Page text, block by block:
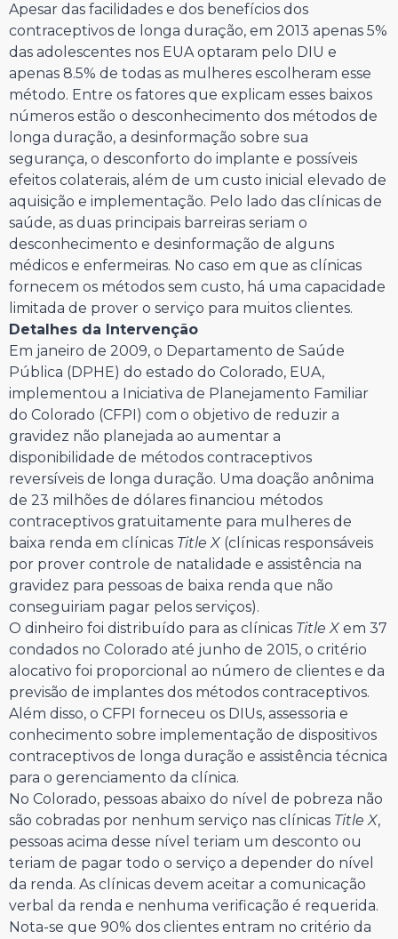
Apesar das facilidades e dos benefícios dos
contraceptivos de longa duração, em 2013 apenas 5%
das adolescentes nos EUA optaram pelo DIU e
apenas 8.5% de todas as mulheres escolheram esse
método. Entre os fatores que explicam esses baixos
números estão o desconhecimento dos métodos de
longa duração, a desinformação sobre sua
segurança, o desconforto do implante e possíveis
efeitos colaterais, além de um custo inicial elevado de
aquisição e implementação. Pelo lado das clínicas de
saúde, as duas principais barreiras seriam o
desconhecimento e desinformação de alguns
médicos e enfermeiras. No caso em que as clínicas
fornecem os métodos sem custo, há uma capacidade
limitada de prover o serviço para muitos clientes.
Detalhes da Intervenção
Em janeiro de 2009, o Departamento de Saúde
Pública (DPHE) do estado do Colorado, EUA,
implementou a Iniciativa de Planejamento Familiar
do Colorado (CFPI) com o objetivo de reduzir a
gravidez não planejada ao aumentar a
disponibilidade de métodos contraceptivos
reversíveis de longa duração. Uma doação anônima
de 23 milhões de dólares financiou métodos
contraceptivos gratuitamente para mulheres de
baixa renda em clínicas Title X (clínicas responsáveis
por prover controle de natalidade e assistência na
gravidez para pessoas de baixa renda que não
conseguiriam pagar pelos serviços).
O dinheiro foi distribuído para as clínicas Title X em 37
condados no Colorado até junho de 2015, o critério
alocativo foi proporcional ao número de clientes e da
previsão de implantes dos métodos contraceptivos.
Além disso, o CFPI forneceu os DIUs, assessoria e
conhecimento sobre implementação de dispositivos
contraceptivos de longa duração e assistência técnica
para o gerenciamento da clínica.
No Colorado, pessoas abaixo do nível de pobreza não
são cobradas por nenhum serviço nas clínicas Title X,
pessoas acima desse nível teriam um desconto ou
teriam de pagar todo o serviço a depender do nível
da renda. As clínicas devem aceitar a comunicação
verbal da renda e nenhuma verificação é requerida.
Nota-se que 90% dos clientes entram no critério da